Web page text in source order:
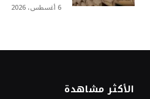
6 أغسطس، 2026
الأكثر مشاهدة